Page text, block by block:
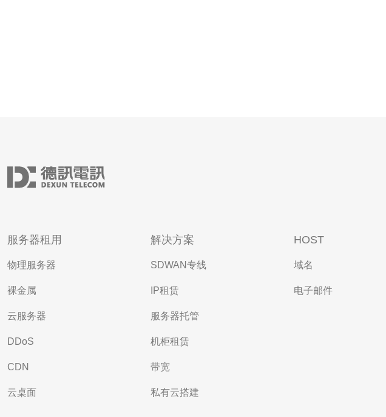
服务器租用
物理服务器
裸金属
云服务器
DDoS
CDN
云桌面
解决方案
SDWAN专线
IP租赁
服务器托管
机柜租赁
带宽
私有云搭建
HOST
域名
电子邮件